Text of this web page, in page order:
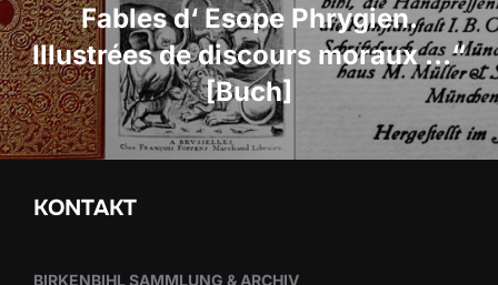
Fables d‘ Esope Phrygien.
Illustrées de discours moraux …“
[Buch]
KONTAKT
BIRKENBIHL SAMMLUNG & ARCHIV